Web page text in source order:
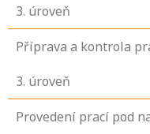
3. úroveň
Příprava a kontrola
3. úroveň
Provedení prací pod